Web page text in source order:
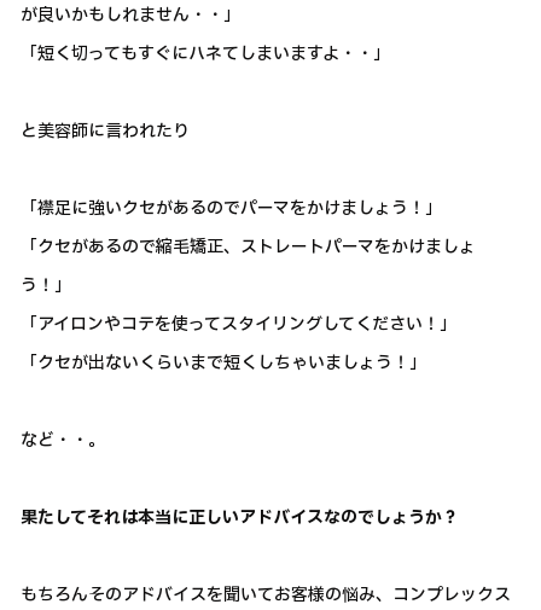
が良いかもしれません・・」
「短く切ってもすぐにハネてしまいますよ・・」
と美容師に言われたり
「襟足に強いクセがあるのでパーマをかけましょう！」
「クセがあるので縮毛矯正、ストレートパーマをかけましょ
う！」
「アイロンやコテを使ってスタイリングしてください！」
「クセが出ないくらいまで短くしちゃいましょう！」
など・・。
果たしてそれは本当に正しいアドバイスなのでしょうか？
もちろんそのアドバイスを聞いてお客様の悩み、コンプレックス